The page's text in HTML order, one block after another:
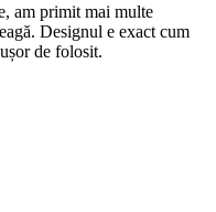
am primit mai multe
Designul e exact cum
de folosit.